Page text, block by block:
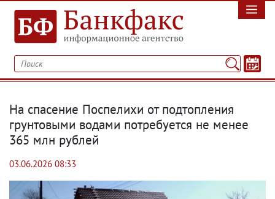
На спасение Поспелихи от подтопления
грунтовыми водами потребуется не менее
365 млн рублей
03.06.2026 08:33